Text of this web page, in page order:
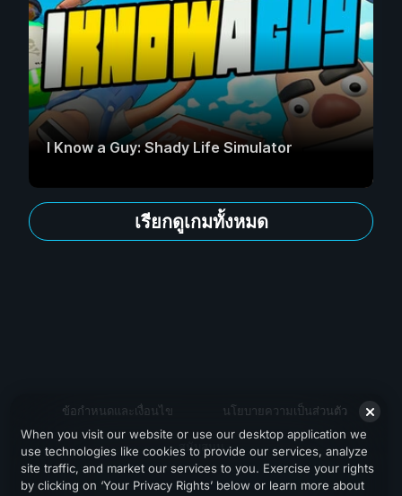
I Know a Guy: Shady Life Simulator
เรียกดูเกมทั้งหมด
ข้อกำหนดและเงื่อนไข นโยบายความเป็นส่วนตัว
สนับสนุน
When you visit our website or use our desktop application we
use technologies like cookies to provide our services, analyze
site traffic, and market our services to you. Exercise your rights
by clicking on ‘Your Privacy Rights’ below or learn more about